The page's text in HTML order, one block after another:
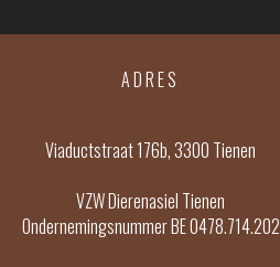
ADRES
Viaductstraat 176b, 3300 Tienen
VZW Dierenasiel Tienen
Ondernemingsnummer BE 0478.714.202